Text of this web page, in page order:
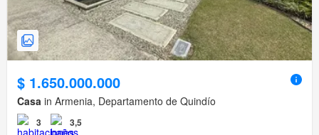
$ 1.650.000.000
Casa in Armenia, Departamento de Quindío
3 3,5